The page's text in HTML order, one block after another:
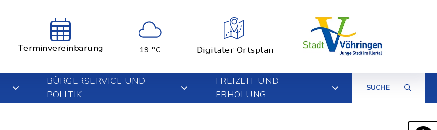
Terminvereinbarung 19 °C Digitaler Ortsplan
BÜRGERSERVICE UND
POLITIK
FREIZEIT UND
ERHOLUNG
SUCHE